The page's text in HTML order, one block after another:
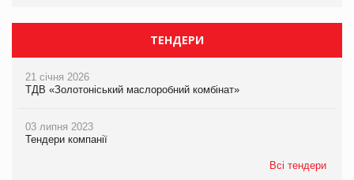
ТЕНДЕРИ
21 січня 2026
ТДВ «Золотоніський маслоробний комбінат»
03 липня 2023
Тендери компанії
Всі тендери